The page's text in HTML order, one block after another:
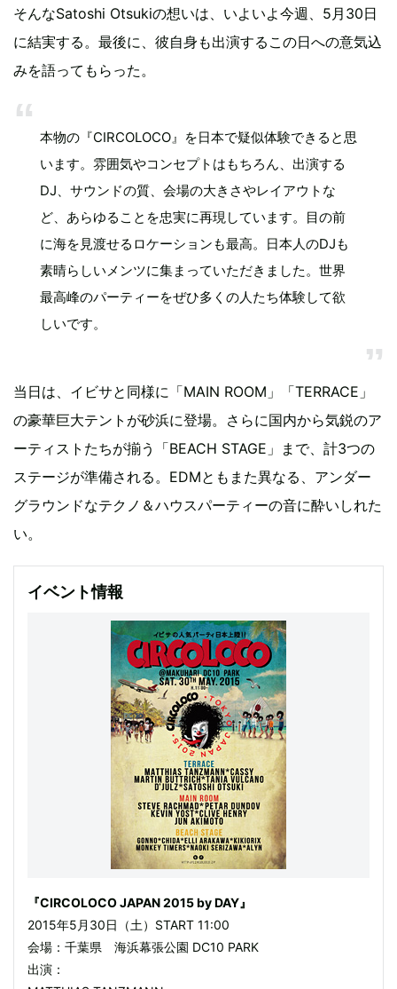
そんなSatoshi Otsukiの想いは、いよいよ今週、5月30日
に結実する。最後に、彼自身も出演するこの日への意気込
みを語ってもらった。
本物の『CIRCOLOCO』を日本で疑似体験できると思
います。雰囲気やコンセプトはもちろん、出演する
DJ、サウンドの質、会場の大きさやレイアウトな
ど、あらゆることを忠実に再現しています。目の前
に海を見渡せるロケーションも最高。日本人のDJも
素晴らしいメンツに集まっていただきました。世界
最高峰のパーティーをぜひ多くの人たち体験して欲
しいです。
当日は、イビサと同様に「MAIN ROOM」「TERRACE」
の豪華巨大テントが砂浜に登場。さらに国内から気鋭のア
ーティストたちが揃う「BEACH STAGE」まで、計3つの
ステージが準備される。EDMともまた異なる、アンダー
グラウンドなテクノ＆ハウスパーティーの音に酔いしれた
い。
イベント情報
『CIRCOLOCO JAPAN 2015 by DAY』
2015年5月30日（土）START 11:00
会場：千葉県 海浜幕張公園 DC10 PARK
出演：